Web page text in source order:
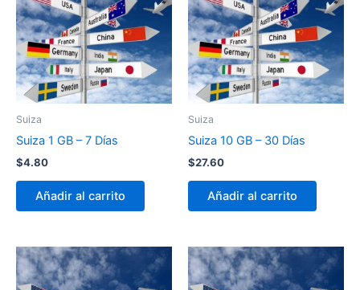
Suiza
Suiza 1 GB – 7 Días
$4.80
Añadir al carrito
Suiza
Suiza 10 GB – 30 Días
$27.60
Añadir al carrito